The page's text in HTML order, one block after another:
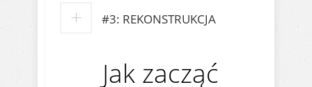
#3: REKONSTRUKCJA
Jak zacząć